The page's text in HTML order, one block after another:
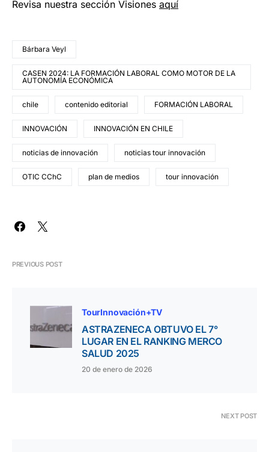
Revisa nuestra sección Visiones aquí
Bárbara Veyl
CASEN 2024: LA FORMACIÓN LABORAL COMO MOTOR DE LA
AUTONOMÍA ECONÓMICA
chile contenido editorial FORMACIÓN LABORAL
INNOVACIÓN INNOVACIÓN EN CHILE
noticias de innovación noticias tour innovación
OTIC CChC plan de medios tour innovación
PREVIOUS POST
TourInnovación+TV
ASTRAZENECA OBTUVO EL 7°
LUGAR EN EL RANKING MERCO
SALUD 2025
20 de enero de 2026
NEXT POST